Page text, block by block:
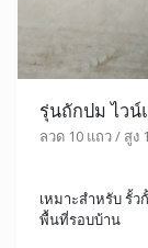
รุ่นถักปม ไวน์
ลวด 10 แถว / สูง
เหมาะสำหรับ รั้
พื้นที่รอบบ้าน